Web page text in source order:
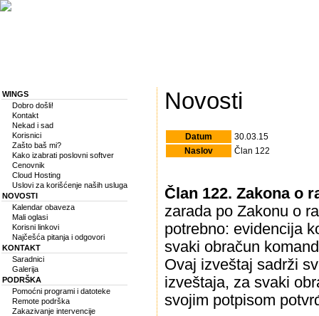
WINGS
Dobro došli!
Kontakt
Nekad i sad
Korisnici
Zašto baš mi?
Kako izabrati poslovni softver
Cenovnik
Cloud Hosting
Uslovi za korišćenje naših usluga
NOVOSTI
Kalendar obaveza
Mali oglasi
Korisni linkovi
Najčešća pitanja i odgovori
KONTAKT
Saradnici
Galerija
PODRŠKA
Pomoćni programi i datoteke
Remote podrška
Zakazivanje intervencije
Novosti
Datum
30.03.15
Naslov
Član 122
Član 122. Zakona o
zarada po Zakonu o
potrebno: evidencija
svaki obračun
Ovaj izveštaj sadrži
izveštaja, za svaki
svojim potpisom